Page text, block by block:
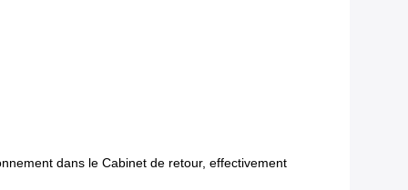
dans le Cabinet de retour, effectivement